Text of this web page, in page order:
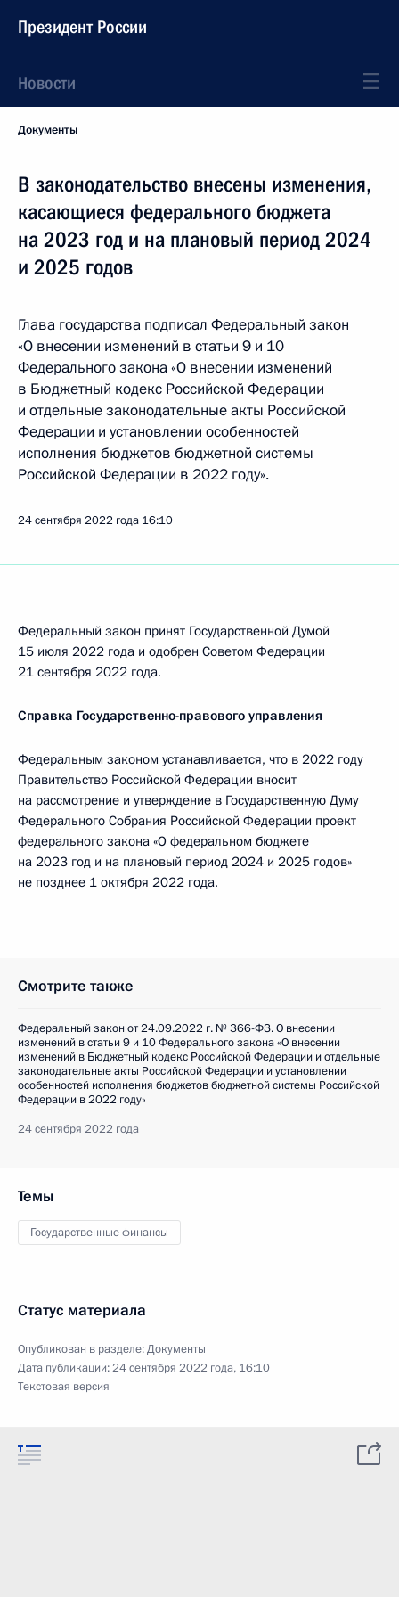
Президент России
Новости
Документы
В законодательство внесены изменения,
касающиеся федерального бюджета
на 2023 год и на плановый период 2024
и 2025 годов
Глава государства подписал Федеральный закон
«О внесении изменений в статьи 9 и 10
Федерального закона «О внесении изменений
в Бюджетный кодекс Российской Федерации
и отдельные законодательные акты Российской
Федерации и установлении особенностей
исполнения бюджетов бюджетной системы
Российской Федерации в 2022 году».
24 сентября 2022 года 16:10
Федеральный закон принят Государственной Думой
15 июля 2022 года и одобрен Советом Федерации
21 сентября 2022 года.
Справка Государственно-правового управления
Федеральным законом устанавливается, что в 2022 году
Правительство Российской Федерации вносит
на рассмотрение и утверждение в Государственную Думу
Федерального Собрания Российской Федерации проект
федерального закона «О федеральном бюджете
на 2023 год и на плановый период 2024 и 2025 годов»
не позднее 1 октября 2022 года.
Смотрите также
Федеральный закон от 24.09.2022 г. № 366-ФЗ. О внесении
изменений в статьи 9 и 10 Федерального закона «О внесении
изменений в Бюджетный кодекс Российской Федерации и отдельные
законодательные акты Российской Федерации и установлении
особенностей исполнения бюджетов бюджетной системы Российской
Федерации в 2022 году»
24 сентября 2022 года
Темы
Государственные финансы
Статус материала
Опубликован в разделе:Документы
Дата публикации:24 сентября 2022 года, 16:10
Текстовая версия